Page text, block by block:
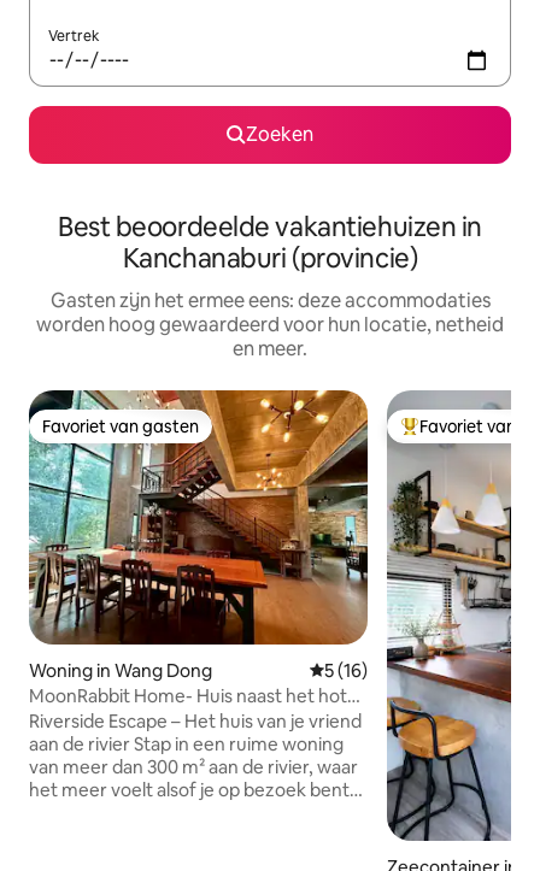
Vertrek
Zoeken
Best beoordeelde vakantiehuizen in
Kanchanaburi (provincie)
Gasten zijn het ermee eens: deze accommodaties
worden hoog gewaardeerd voor hun locatie, netheid
en meer.
Favoriet van gasten
Favoriet van gasten
Woning in Wang Dong Gemiddelde beoordeling
5 (16)
MoonRabbit Home- Huis naast het hotel
Riverside Retreats
Riverside Escape – Het huis van je vriend
aan de rivier Stap in een ruime woning
van meer dan 300 m² aan de rivier, waar
het meer voelt alsof je op bezoek bent
Topfavoriet van
Favoriet van